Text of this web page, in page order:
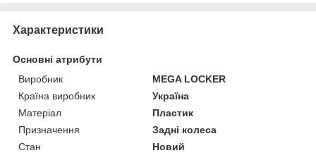
Характеристики
Основні атрибути
Виробник
MEGA LOCKER
Країна виробник
Україна
Матеріал
Пластик
Призначення
Задні колеса
Стан
Новий